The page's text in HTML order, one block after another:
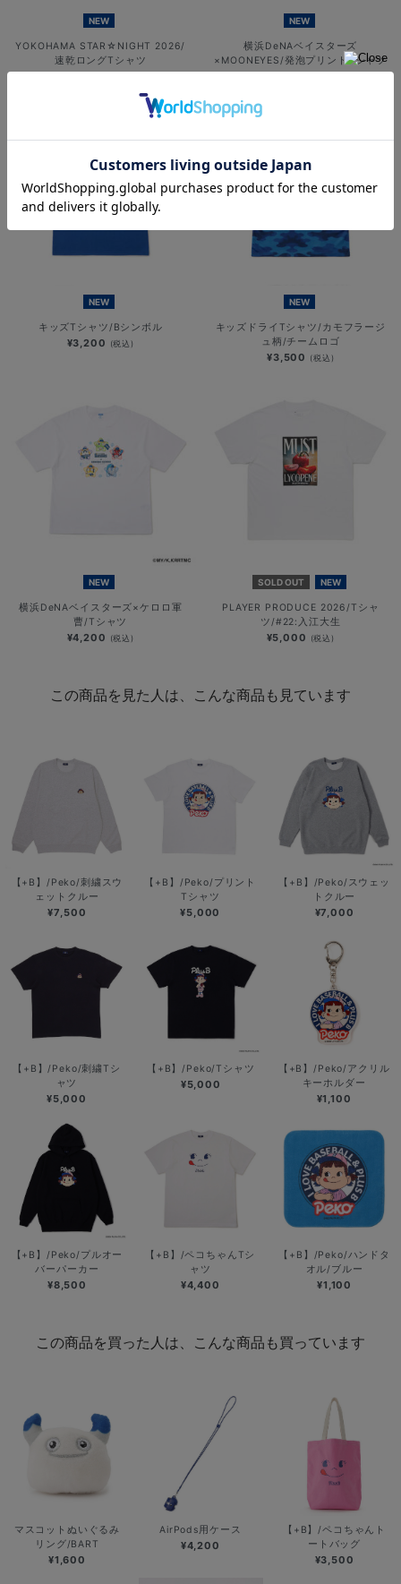
NEW
YOKOHAMA STAR☆NIGHT 2026/
速乾ロングTシャツ
NEW
横浜DeNAベイスターズ
×MOONEYES/発泡プリントTシャツ
NEW
キッズTシャツ/Bシンボル
¥3,200 (税込)
NEW
キッズドライTシャツ/カモフラージ
ュ柄/チームロゴ
¥3,500 (税込)
NEW
横浜DeNAベイスターズ×ケロロ軍
曹/Tシャツ
¥4,200 (税込)
SOLD OUT NEW
PLAYER PRODUCE 2026/Tシャ
ツ/#22:入江大生
¥5,000 (税込)
この商品を見た人は、こんな商品も見ています
【+B】/Peko/刺繍スウ
ェットクルー
¥7,500
【+B】/Peko/プリント
Tシャツ
¥5,000
【+B】/Peko/スウェッ
トクルー
¥7,000
【+B】/Peko/刺繍Tシ
ャツ
¥5,000
【+B】/Peko/Tシャツ
¥5,000
【+B】/Peko/アクリル
キーホルダー
¥1,100
【+B】/Peko/プルオー
バーパーカー
¥8,500
【+B】/ペコちゃんTシ
ャツ
¥4,400
【+B】/Peko/ハンドタ
オル/ブルー
¥1,100
この商品を買った人は、こんな商品も買っています
マスコットぬいぐるみ
リング/BART
¥1,600
AirPods用ケース
¥4,200
【+B】/ペコちゃんト
ートバッグ
¥3,500